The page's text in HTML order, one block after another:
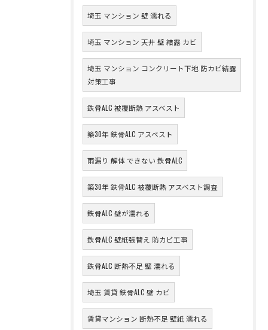
埼玉 マンション 壁 濡れる
埼玉 マンション 天井 壁 結露 カビ
埼玉 マンション コンクリート下地 防カビ結露
対策工事
鉄骨ALC 被覆断熱 アスベスト
築30年 鉄骨ALC アスベスト
雨漏り 解体 できない 鉄骨ALC
築30年 鉄骨ALC 被覆断熱 アスベスト調査
鉄骨ALC 壁が濡れる
鉄骨ALC 壁紙張替え 防カビ工事
鉄骨ALC 断熱不足 壁 濡れる
埼玉 賃貸 鉄骨ALC 壁 カビ
賃貸マンション 断熱不足 壁紙 濡れる